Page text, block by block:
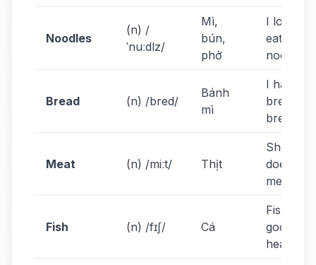
Noodles
(n) /
ˈnuːdlz/
Mì,
bún,
phở
I love
eating
noodles.
Bread (n) /bred/
Bánh
mì
I have
bread for
Meat (n) /miːt/ Thịt
She
doesn't
meat.
Fish (n) /fɪʃ/ Cá
Fish is
good for
health.